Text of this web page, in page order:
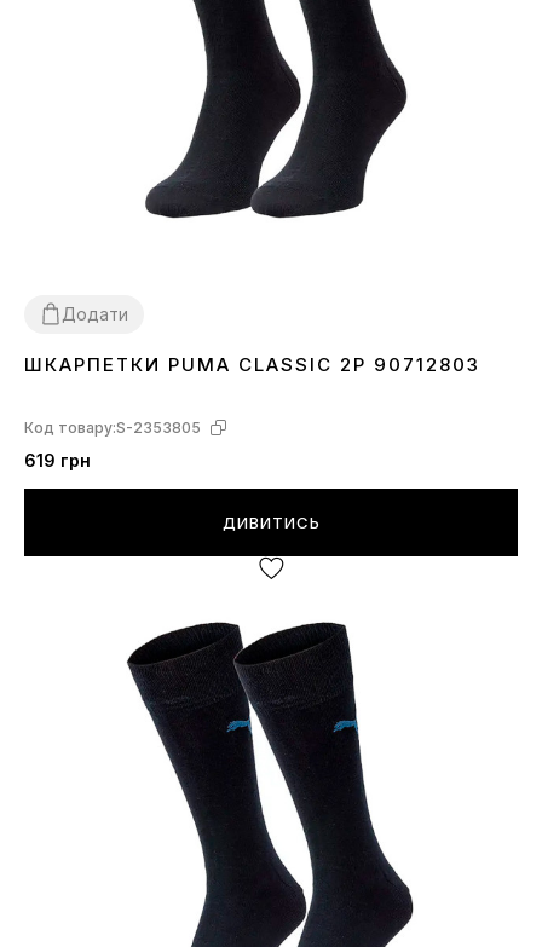
Додати
30-34 39-42
ШКАРПЕТКИ PUMA CLASSIC 2P 90712803
Код товару:S-2353805
619 грн
ДИВИТИСЬ